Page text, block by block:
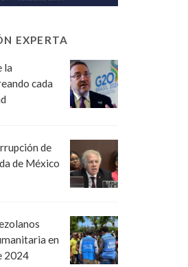
EXPERTA
la
cada
de
de México
en
2024